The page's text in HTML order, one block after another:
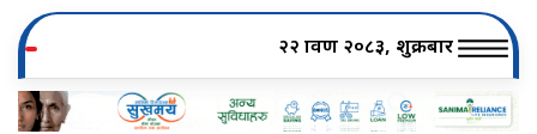
२२ श्रावण २०८३, शुक्रबार